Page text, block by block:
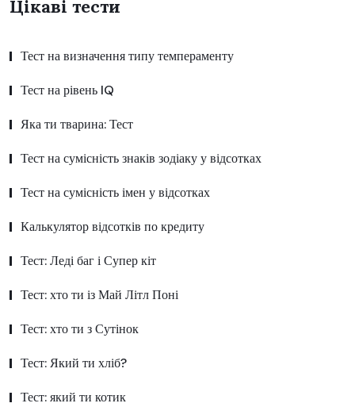
Цікаві тести
Тест на визначення типу темпераменту
Тест на рівень IQ
Яка ти тварина: Тест
Тест на сумісність знаків зодіаку у відсотках
Тест на сумісність імен у відсотках
Калькулятор відсотків по кредиту
Тест: Леді баг і Супер кіт
Тест: хто ти із Май Літл Поні
Тест: хто ти з Сутінок
Тест: Який ти хліб?
Тест: який ти котик